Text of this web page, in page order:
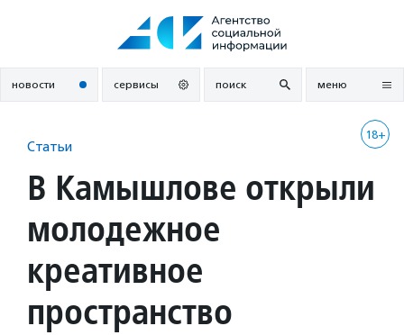
новости сервисы поиск меню
18+
Статьи
В Камышлове открыли
молодежное
креативное
пространство